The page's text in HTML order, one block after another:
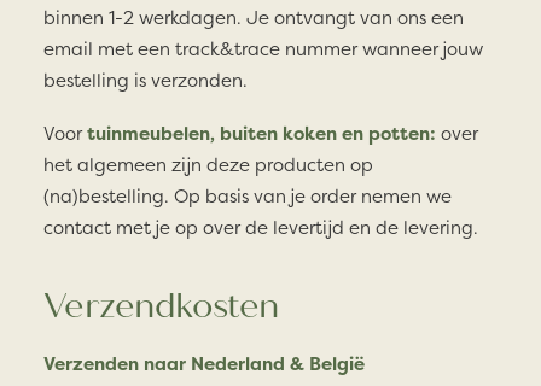
binnen 1-2 werkdagen. Je ontvangt van ons een
email met een track&trace nummer wanneer jouw
bestelling is verzonden.
Voortuinmeubelen, buiten koken en potten: over
het algemeen zijn deze producten op
(na)bestelling. Op basis van je order nemen we
contact met je op over de levertijd en de levering.
Verzendkosten
Verzenden naar Nederland & België